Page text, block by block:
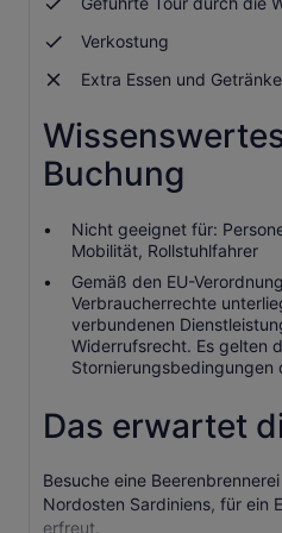
Verkostung
Extra Essen und Getränke
Buchung
Nicht geeignet für:
Mobilität, Rollstuhlfahrer
Gemäß den EU-
Verbraucherrechte
verbundenen
Widerrufsrecht. Es gelten
Stornierungsbedingungen
Das erwartet
Besuche eine
Nordosten Sardiniens, für ein
erfreut.